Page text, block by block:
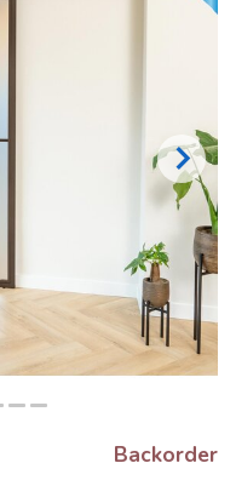
Backorder